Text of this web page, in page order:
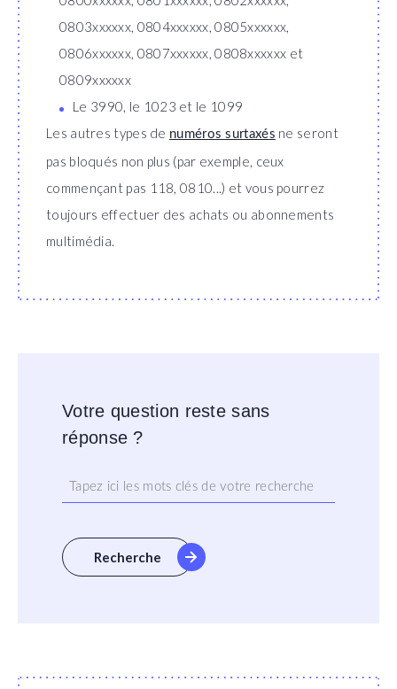
0803xxxxxx, 0804xxxxxx, 0805xxxxxx,
0806xxxxxx, 0807xxxxxx, 0808xxxxxx et
0809xxxxxx
Le 3990, le 1023 et le 1099
Les autres types de numéros surtaxés ne seront
pas bloqués non plus (par exemple, ceux
commençant pas 118, 0810...) et vous pourrez
toujours effectuer des achats ou abonnements
multimédia.
Votre question reste sans
réponse ?
Recherche